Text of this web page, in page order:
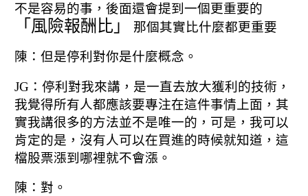
不是容易的事， 後面還會提到一個更重要的
「風險報酬比」 那個其實比什麼都更重要
陳：但是停利對你是什麼概念。
JG：停利對我來講，是一直去放大獲利的技術，
我覺得所有人都應該要專注在這件事情上面， 其
實我講很多的方法並不是唯一的， 可是，我可以
肯定的是，沒有人可以在買進的時候就知道， 這
檔股票漲到哪裡就不會漲。
陳：對。